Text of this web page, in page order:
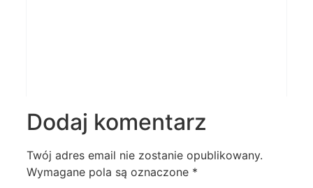
Dodaj komentarz
Twój adres email nie zostanie opublikowany.
Wymagane pola są oznaczone *